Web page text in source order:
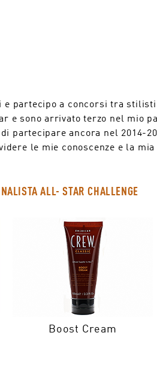
e partecipo a concorsi tra
e sono arrivato terzo nel mio
partecipare ancora nel 2014-
le mie conoscenze e la
ALL- STAR CHALLENGE
Boost Cream